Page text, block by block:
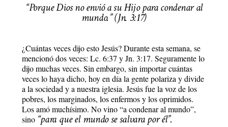
“Porque Dios no envió a su Hijo para condenar al
mundo.” (Jn. 3:17)
¿Cuántas veces dijo esto Jesús? Durante esta semana, se
mencionó dos veces: Lc. 6:37 y Jn. 3:17. Seguramente lo
dijo muchas veces. Sin embargo, sin importar cuántas
veces lo haya dicho, hoy en día la gente polariza y divide
a la sociedad y a nuestra iglesia. Jesús fue la voz de los
pobres, los marginados, los enfermos y los oprimidos.
Los amó muchísimo. No vino “a condenar al mundo”,
sino “para que el mundo se salvara por él”.